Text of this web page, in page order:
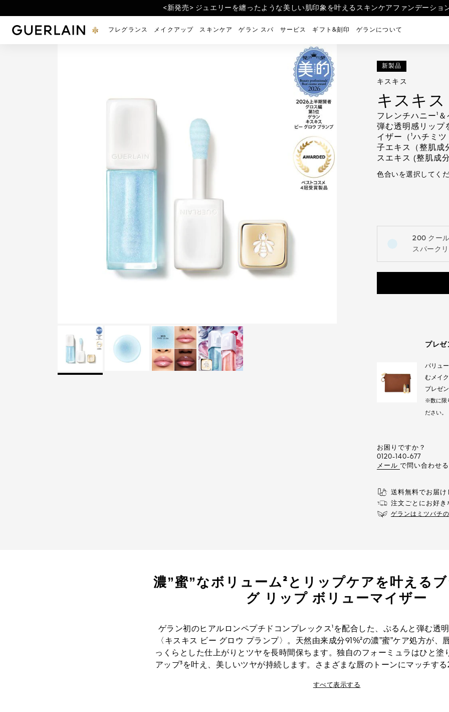
<期間限定> アベイユ ロイヤル製品を税込33,000円以上ご購入のお客様へ、酷暑のダメージ肌をケアす
<新発売> ジュエリーを纏ったような美しい肌印象を叶えるスキンケアファンデーショ
<公式オンライン限定再入荷> ラール エ ラ マティエールを象徴する6つの香りのお試しサイ
ゲラン公式オンラインブティック - トップページに戻る
フレグランス メイクアップ スキンケア ゲラン スパ サービス ギフト&刻印 ゲランについて
新製品
キスキス
キスキ
フレンチハニー¹
弾む透明感リップ
イザー（¹ハチミ
子エキス（整肌成
スエキス (整肌成
色合いを選択してく
200 クー
スパーク
open the
プレゼ
パリュ
む​メイ
プレゼ
※数に限
ださい。
お困りですか？
0120-140-677
メール で問い合わせる
送料無料でお届け
注文ごとにお好
ゲランはミツバチ
濃”蜜”なボリューム²とリップケアを叶える
グ リップ ボリューマイザー
ゲラン初のヒアルロンペプチドコンプレックス¹を配合した、ぷるんと弾む透
〈キスキス ビー グロウ プランプ〉。天然由来成分91%²の濃”蜜”ケア処方が、
っくらとした仕上がりとツヤを長時間保ちます。独自のフォーミュラはひと塗
アップ³を叶え、美しいツヤが持続します。さまざまな唇のトーンにマッチす
すべて表示する